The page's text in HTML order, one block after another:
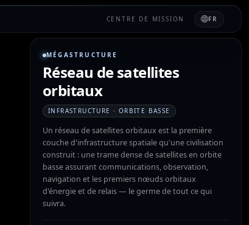
CENTRE DE MISSION FR
MÉGASTRUCTURE
Réseau de satellites
orbitaux
INFRASTRUCTURE · ORBITE BASSE
Un réseau de satellites orbitaux est la première
couche d'infrastructure spatiale qu'une civilisation
construit : une trame dense de satellites en orbite
basse assurant communications, observation,
navigation et les premiers nœuds orbitaux
d'énergie et de relais — le germe de tout ce qui
suivra.